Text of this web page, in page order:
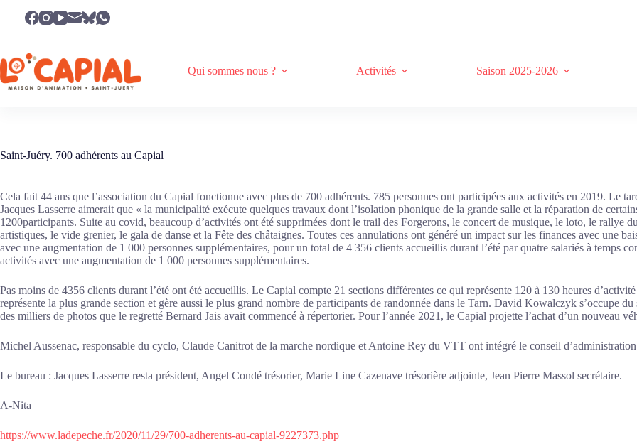
Qui sommes nous ? Activités Saison 2025-2026
Saint-Juéry. 700 adhérents au Capial
Cela fait 44 ans que l’association du Capial fonctionne avec plus de 700 adhérents. 785 personnes ont participées aux activités en 2019. Le
Jacques Lasserre aimerait que « la municipalité exécute quelques travaux dont l’isolation phonique de la grande salle et la réparation de
1200participants. Suite au covid, beaucoup d’activités ont été supprimées dont le trail des Forgerons, le concert de musique, le loto, le rallye
artistiques, le vide grenier, le gala de danse et la Fête des châtaignes. Toutes ces annulations ont généré un impact sur les finances avec une
avec une augmentation de 1 000 personnes supplémentaires, pour un total de 4 356 clients accueillis durant l’été par quatre salariés à temps
activités avec une augmentation de 1 000 personnes supplémentaires.
Pas moins de 4356 clients durant l’été ont été accueillis. Le Capial compte 21 sections différentes ce qui représente 120 à 130 heures
représente la plus grande section et gère aussi le plus grand nombre de participants de randonnée dans le Tarn. David Kowalczyk s’occupe
des milliers de photos que le regretté Bernard Jais avait commencé à répertorier. Pour l’année 2021, le Capial projette l’achat d’un nouveau
Michel Aussenac, responsable du cyclo, Claude Canitrot de la marche nordique et Antoine Rey du VTT ont intégré le conseil
Le bureau : Jacques Lasserre resta président, Angel Condé trésorier, Marie Line Cazenave trésorière adjointe, Jean Pierre Massol secrétaire.
A-Nita
https://www.ladepeche.fr/2020/11/29/700-adherents-au-capial-9227373.php